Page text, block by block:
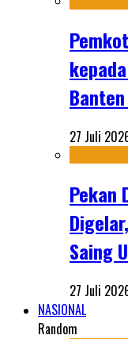
27 Juli
Pekan
Saing
27 Juli
NASIONAL
Random